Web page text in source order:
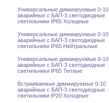
Универсальные диммируемые 0-10
аварийные с БАП-3 светодиодные
светильники IP65 Холодные
Универсальные диммируемые 0-10
аварийные с БАП-3 светодиодные
светильники IP65 Нейтральные
Универсальные диммируемые 0-10
аварийные с БАП-3 светодиодные
светильники IP65 Теплые
Встраиваемые диммируемые 0-10
аварийные с БАП-3 светодиодные
светильники IP20 Холодные